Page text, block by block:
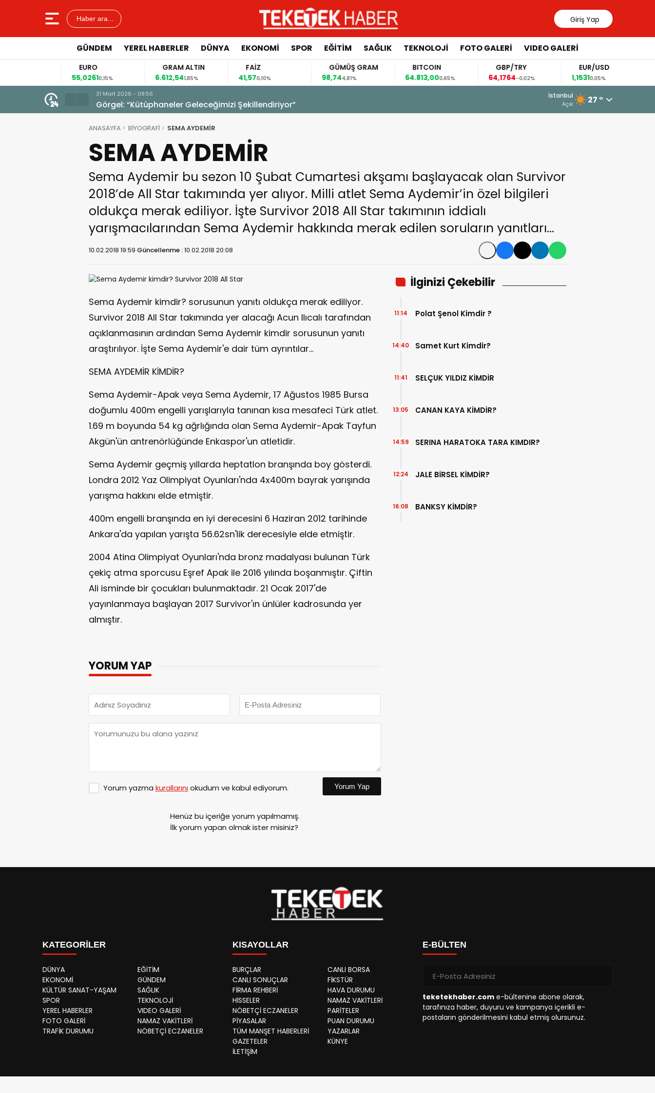
Haber ara... Giriş Yap
GÜNDEM YEREL HABERLER DÜNYA EKONOMİ SPOR EĞİTİM SAĞLIK TEKNOLOJİ FOTO GALERİ VIDEO GALERİ
EURO
55,02610,15%
GRAM ALTIN
6.612,541,85%
41,570,10%
GÜMÜŞ GRAM
98,744,81%
BITCOIN
64.813,000,65%
GBP/TRY
64,1764-0,02%
EUR/USD
1,15310,05%
31 Mart 2026 - 08:56
Görgel: “Kütüphaneler Geleceğimizi Şekillendiriyor”
19 Mart 2026 - 13:54
Toptaş, Bayramda Personeliyle Bir
İstanbul
Açık 27 °
ANASAYFA BİYOGRAFİ SEMA AYDEMİR
SEMA AYDEMİR
Sema Aydemir bu sezon 10 Şubat Cumartesi akşamı başlayacak olan Survivor
2018’de All Star takımında yer alıyor. Milli atlet Sema Aydemir’in özel bilgileri
oldukça merak ediliyor. İşte Survivor 2018 All Star takımının iddialı
yarışmacılarından Sema Aydemir hakkında merak edilen soruların yanıtları…
10.02.2018 19:59 Güncellenme :10.02.2018 20:08
Sema Aydemir kimdir? sorusunun yanıtı oldukça merak ediliyor.
Survivor 2018 All Star takımında yer alacağı Acun Ilıcalı tarafından
açıklanmasının ardından Sema Aydemir kimdir sorusunun yanıtı
araştırılıyor. İşte Sema Aydemir'e dair tüm ayrıntılar...
SEMA AYDEMİR KİMDİR?
Sema Aydemir-Apak veya Sema Aydemir, 17 Ağustos 1985 Bursa
doğumlu 400m engelli yarışlarıyla tanınan kısa mesafeci Türk atlet.
1.69 m boyunda 54 kg ağrlığında olan Sema Aydemir-Apak Tayfun
Akgün'ün antrenörlüğünde Enkaspor'un atletidir.
Sema Aydemir geçmiş yıllarda heptatlon branşında boy gösterdi.
Londra 2012 Yaz Olimpiyat Oyunları'nda 4x400m bayrak yarışında
yarışma hakkını elde etmiştir.
400m engelli branşında en iyi derecesini 6 Haziran 2012 tarihinde
Ankara'da yapılan yarışta 56.62sn'lik derecesiyle elde etmiştir.
2004 Atina Olimpiyat Oyunları'nda bronz madalyası bulunan Türk
çekiç atma sporcusu Eşref Apak ile 2016 yılında boşanmıştır. Çiftin
Ali isminde bir çocukları bulunmaktadır. 21 Ocak 2017'de
yayınlanmaya başlayan 2017 Survivor'ın ünlüler kadrosunda yer
almıştır.
YORUM YAP
Yorum yazma kurallarınıokudum ve kabul ediyorum. Yorum Yap
Henüz bu içeriğe yorum yapılmamış.
İlk yorum yapan olmak ister misiniz?
İlginizi Çekebilir
Polat Şenol Kimdir ?
11:14
Samet Kurt Kimdir?
14:40
SELÇUK YILDIZ KİMDİR
11:41
CANAN KAYA KİMDİR?
13:05
SERINA HARATOKA TARA KIMDIR?
14:59
JALE BİRSEL KİMDİR?
12:24
BANKSY KİMDİR?
16:08
KATEGORİLER
DÜNYA
EĞİTİM
EKONOMİ
GÜNDEM
KÜLTÜR SANAT-YAŞAM
SAĞLIK
SPOR
TEKNOLOJİ
YEREL HABERLER
VIDEO GALERİ
FOTO GALERİ
NAMAZ VAKİTLERİ
TRAFİK DURUMU
NÖBETÇİ ECZANELER
KISAYOLLAR
BURÇLAR
CANLI BORSA
CANLI SONUÇLAR
FİKSTÜR
FİRMA REHBERİ
HAVA DURUMU
HİSSELER
NAMAZ VAKİTLERİ
NÖBETÇİ ECZANELER
PARİTELER
PİYASALAR
PUAN DURUMU
TÜM MANŞET HABERLERİ
YAZARLAR
GAZETELER
KÜNYE
İLETİŞİM
E-BÜLTEN
teketekhaber.com e-bültenine abone olarak,
tarafınıza haber, duyuru ve kampanya içerikli e-
postaların gönderilmesini kabul etmiş olursunuz.